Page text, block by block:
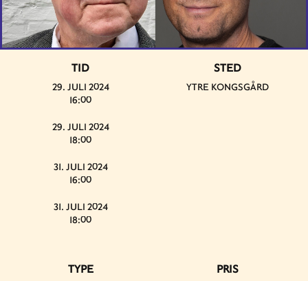
TID
29. JULI 2024
16:00
29. JULI 2024
18:00
31. JULI 2024
16:00
31. JULI 2024
18:00
STED
YTRE KONGSGÅRD
TYPE PRIS